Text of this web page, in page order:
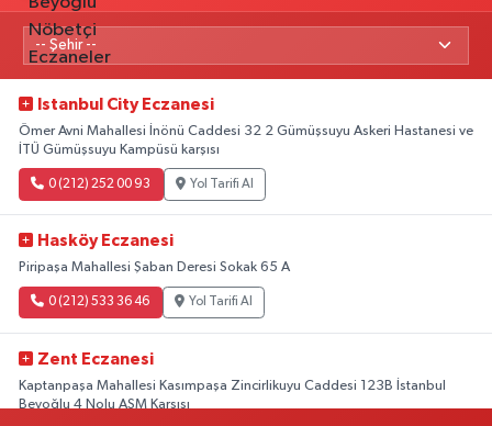
Istanbul City Eczanesi
Ömer Avni Mahallesi İnönü Caddesi 32 2 Gümüşsuyu Askeri Hastanesi ve
İTÜ Gümüşsuyu Kampüsü karşısı
0 (212) 252 00 93 Yol Tarifi Al
Hasköy Eczanesi
Piripaşa Mahallesi Şaban Deresi Sokak 65 A
0 (212) 533 36 46 Yol Tarifi Al
Zent Eczanesi
Kaptanpaşa Mahallesi Kasımpaşa Zincirlikuyu Caddesi 123B İstanbul
Beyoğlu 4 Nolu ASM Karşısı